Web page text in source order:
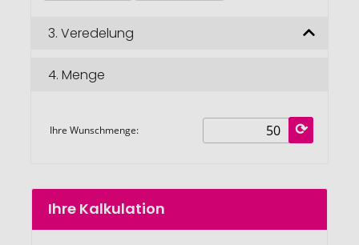
3. Veredelung
4. Menge
Ihre Wunschmenge:
Ihre Kalkulation